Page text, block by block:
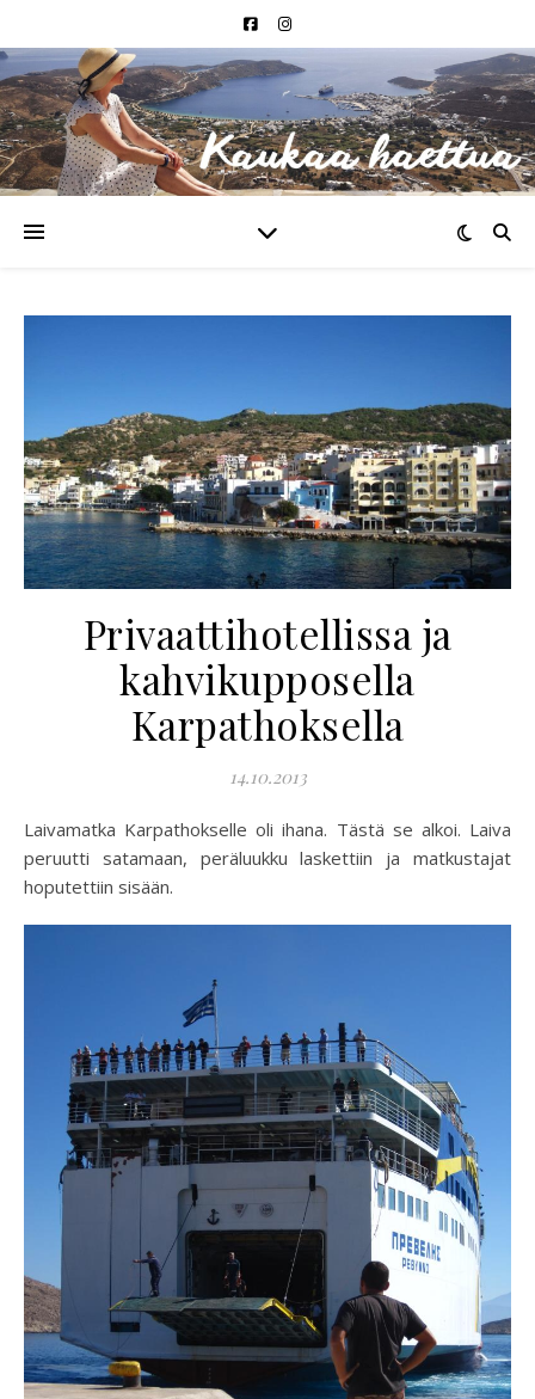
Privaattihotellissa ja
kahvikupposella
Karpathoksella
14.10.2013
Laivamatka Karpathokselle oli ihana. Tästä se alkoi. Laiva
peruutti satamaan, peräluukku laskettiin ja matkustajat
hoputettiin sisään.